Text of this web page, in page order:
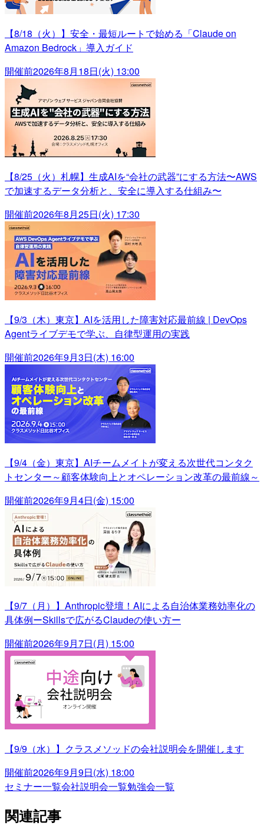
【8/18（火）】安全・最短ルートで始める「Claude on
Amazon Bedrock」導入ガイド
開催前2026年8月18日(火) 13:00
【8/25（火）札幌】生成AIを“会社の武器”にする方法〜AWS
で加速するデータ分析と、安全に導入する仕組み〜
開催前2026年8月25日(火) 17:30
【9/3（木）東京】AIを活用した障害対応最前線 | DevOps
Agentライブデモで学ぶ、自律型運用の実践
開催前2026年9月3日(木) 16:00
【9/4（金）東京】AIチームメイトが変える次世代コンタク
トセンター～顧客体験向上とオペレーション改革の最前線～
開催前2026年9月4日(金) 15:00
【9/7（月）】Anthropic登壇！AIによる自治体業務効率化の
具体例ーSkillsで広がるClaudeの使い方ー
開催前2026年9月7日(月) 15:00
【9/9（水）】クラスメソッドの会社説明会を開催します
開催前2026年9月9日(水) 18:00
セミナー一覧会社説明会一覧勉強会一覧
関連記事